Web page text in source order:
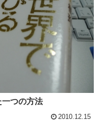
つの方法
2010.12.15